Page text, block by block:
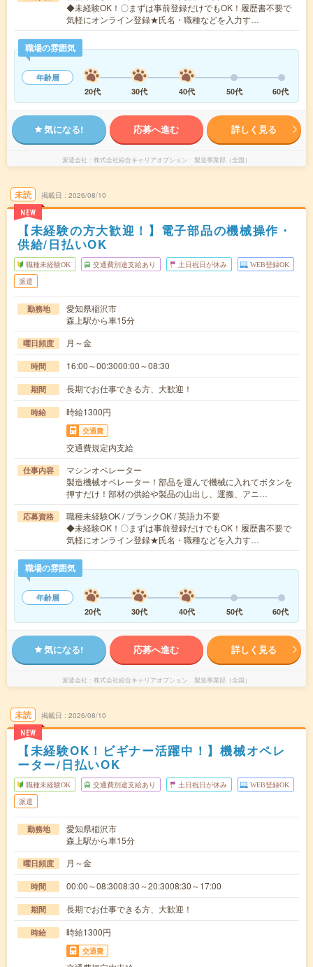
◆未経験OK！〇まずは事前登録だけでもOK！履歴書不要で
気軽にオンライン登録★氏名・職種などを入力す…
職場の雰囲気
年齢層
20代
30代 40代 50代 60代
気になる! 応募へ進む 詳しく見る
派遣会社 株式会社綜合キャリアオプション 製造事業部（全国）
未読
NEW
掲載日 2026/08/10
【未経験の方大歓迎！】電子部品の機械操作・
供給/日払いOK
職種未経験OK 交通費別途支給あり 土日祝日が休み WEB登録OK
派遣
勤務地
愛知県稲沢市
森上駅から車15分
曜日頻度 月～金
時間 16:00～00:3000:00～08:30
期間 長期でお仕事できる方、大歓迎！
時給 時給1300円
交通費
交通費規定内支給
仕事内容
マシンオペレーター
製造機械オペレーター！部品を運んで機械に入れてボタンを
押すだけ！部材の供給や製品の山出し、運搬、アニ…
応募資格
職種未経験OK / ブランクOK / 英語力不要
◆未経験OK！〇まずは事前登録だけでもOK！履歴書不要で
気軽にオンライン登録★氏名・職種などを入力す…
職場の雰囲気
年齢層
20代
30代 40代 50代 60代
気になる! 応募へ進む 詳しく見る
派遣会社 株式会社綜合キャリアオプション 製造事業部（全国）
未読
NEW
掲載日 2026/08/10
【未経験OK！ビギナー活躍中！】機械オペレ
ーター/日払いOK
職種未経験OK 交通費別途支給あり 土日祝日が休み WEB登録OK
派遣
勤務地
愛知県稲沢市
森上駅から車15分
曜日頻度 月～金
時間 00:00～08:3008:30～20:3008:30～17:00
期間 長期でお仕事できる方、大歓迎！
時給 時給1300円
交通費